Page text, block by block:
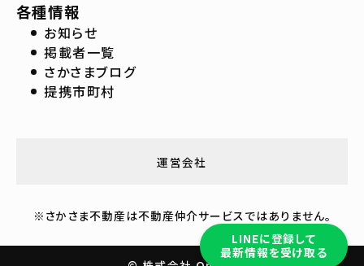
LINEに登録して
最新情報を受け取る
各種情報
お知らせ
掲載者一覧
さかさまブログ
提携市町村
運営会社
※さかさま不動産は不動産仲介サービスではありません。